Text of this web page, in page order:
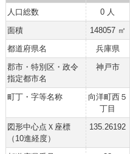
人口総数
0 人
面積
148057 ㎡
都道府県名
兵庫県
郡市・特別区・政令
指定都市名
神戸市
町丁・字等名称
向洋町西５
丁目
図形中心点Ｘ座標
（10進経度）
135.26192